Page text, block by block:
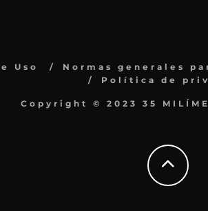
Uso Normas generales
Política de
Copyright © 2023 35